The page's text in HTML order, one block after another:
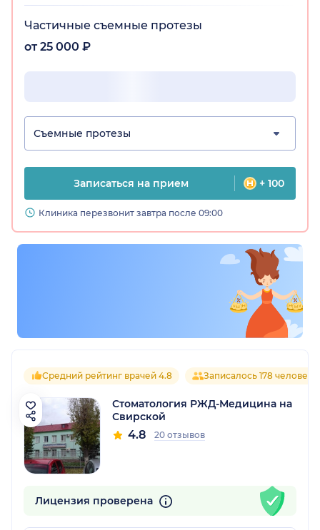
Частичные съемные протезы
от 25 000 ₽
Съемные протезы
Записаться на прием + 100
Клиника перезвонит завтра после 09:00
Средний рейтинг врачей 4.8 Записалось 178 человек
Стоматология РЖД-Медицина на
Свирской
4.8 20 отзывов
Лицензия проверена